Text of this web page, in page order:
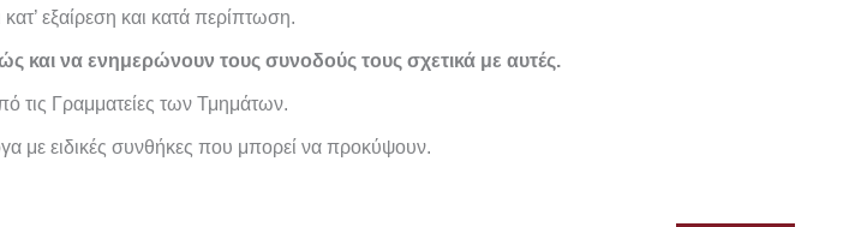
εξαίρεση και κατά περίπτωση.
και να ενημερώνουν τους συνοδούς τους σχετικά με αυτές.
τις Γραμματείες των Τμημάτων.
με ειδικές συνθήκες που μπορεί να προκύψουν.